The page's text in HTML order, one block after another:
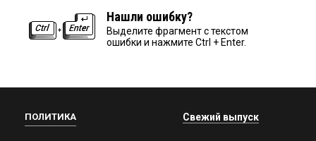
Нашли ошибку?
Выделите фрагмент с текстом
ошибки и нажмите Ctrl + Enter.
ПОЛИТИКА Свежий выпуск